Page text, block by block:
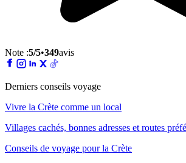
Note :5/5•349avis
Derniers conseils voyage
Vivre la Crète comme un local
Villages cachés, bonnes adresses et routes
Conseils de voyage pour la Crète